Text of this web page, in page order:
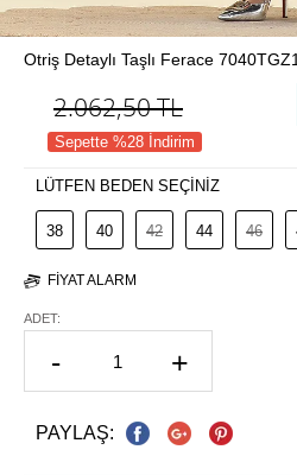
Otriş Detaylı Taşlı Ferace
2.062,50TL
Sepette %28 İndirim
LÜTFEN BEDEN SEÇİNİZ
38 40 42 44 46
FIYAT ALARM
ADET:
- +
PAYLAŞ: